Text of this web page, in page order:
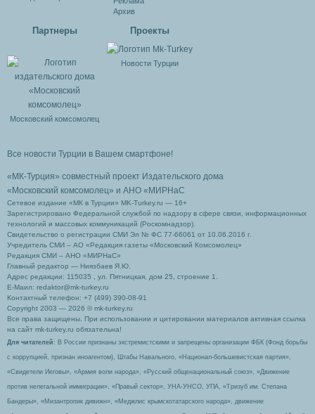
Архив
Партнеры
Московский комсомолец
Проекты
Новости Турции
Все новости Турции в Вашем смартфоне!
«МК-Турция» совместный проект Издательского дома
«Московский комсомолец» и АНО «МИРНаС
Сетевое издание «МК в Турции» MK-Turkey.ru — 16+
Зарегистрировано Федеральной службой по надзору в сфере связи, информационных
технологий и массовых коммуникаций (Роскомнадзор).
Свидетельство о регистрации СМИ Эл № ФС 77-66061 от 10.06.2016 г.
Учредитель СМИ – АО «Редакция газеты «Московский Комсомолец»
Редакция СМИ – АНО «МИРНаС»
Главный редактор — Ниязбаев Я.Ю.
Адрес редакции: 115035 , ул. Пятницкая, дом 25, строение 1.
Е-Маил: redaktor@mk-turkey.ru
Контактный телефон: +7 (499) 390-08-91
Copyright 2003 — 2026 © mk-turkey.ru
Все права защищены. При использовании и цитировании материалов активная ссылка
на сайт mk-turkey.ru обязательна!
Для читателей : В России признаны экстремистскими и запрещены организации ФБК (Фонд борьбы
с коррупцией, признан иноагентом), Штабы Навального, «Национал-большевистская партия»,
«Свидетели Иеговы», «Армия воли народа», «Русский общенациональный союз», «Движение
против нелегальной иммиграции», «Правый сектор», УНА-УНСО, УПА, «Тризуб им. Степана
Бандеры», «Мизантропик дивижн», «Меджлис крымскотатарского народа», движение